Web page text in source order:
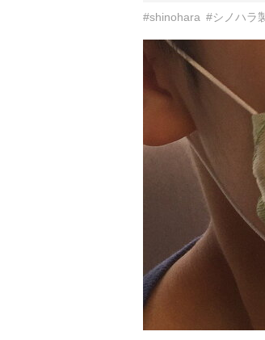
#shinohara #シノハラ